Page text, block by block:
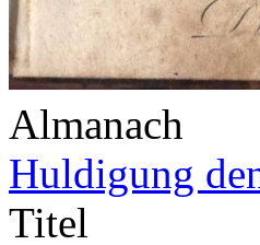
Almanach
Huldigung
Titel